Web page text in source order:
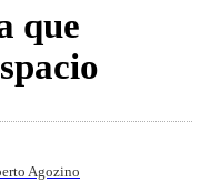
que
Agozino